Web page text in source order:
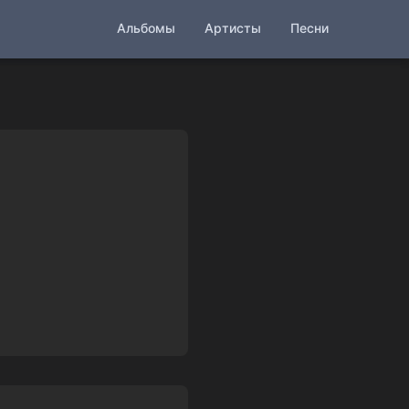
Альбомы Артисты Песни